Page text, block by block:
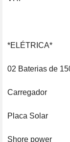
*ELÉTRICA*
02 Baterias de
Carregador
Placa Solar
Shore power